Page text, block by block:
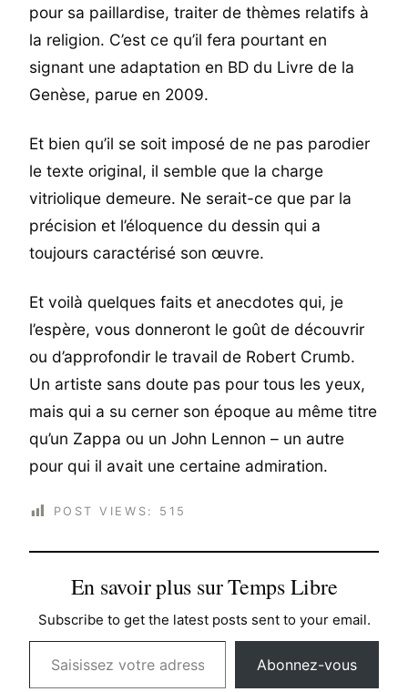
pour sa paillardise, traiter de thèmes relatifs à
la religion. C’est ce qu’il fera pourtant en
signant une adaptation en BD du Livre de la
Genèse, parue en 2009.
Et bien qu’il se soit imposé de ne pas parodier
le texte original, il semble que la charge
vitriolique demeure. Ne serait-ce que par la
précision et l’éloquence du dessin qui a
toujours caractérisé son œuvre.
Et voilà quelques faits et anecdotes qui, je
l’espère, vous donneront le goût de découvrir
ou d’approfondir le travail de Robert Crumb.
Un artiste sans doute pas pour tous les yeux,
mais qui a su cerner son époque au même titre
qu’un Zappa ou un John Lennon – un autre
pour qui il avait une certaine admiration.
POST VIEWS: 515
En savoir plus sur Temps Libre
Subscribe to get the latest posts sent to your email.
Saisissez votre adresse e-mail…
Abonnez-vous